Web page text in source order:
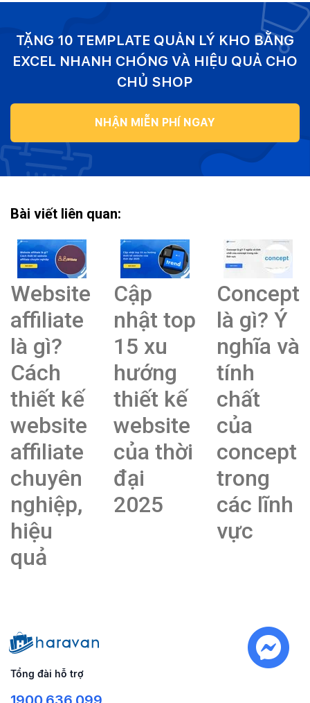
TẶNG 10 TEMPLATE QUẢN LÝ KHO BẰNG
EXCEL NHANH CHÓNG VÀ HIỆU QUẢ CHO
CHỦ SHOP
NHẬN MIỄN PHÍ NGAY
Bài viết liên quan:
Website
affiliate
là gì?
Cách
thiết kế
website
affiliate
chuyên
nghiệp,
hiệu
quả
Cập
nhật top
15 xu
hướng
thiết kế
website
của thời
đại
2025
Concept
là gì? Ý
nghĩa và
tính
chất
của
concept
trong
các lĩnh
vực
Tổng đài hỗ trợ